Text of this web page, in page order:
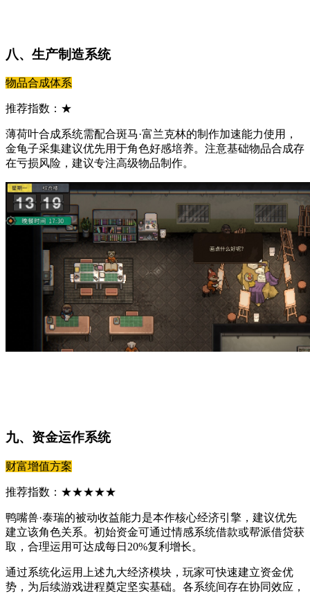
八、生产制造系统
物品合成体系
推荐指数：★
薄荷叶合成系统需配合斑马·富兰克林的制作加速能力使用，
金龟子采集建议优先用于角色好感培养。注意基础物品合成存
在亏损风险，建议专注高级物品制作。
九、资金运作系统
财富增值方案
推荐指数：★★★★★
鸭嘴兽·泰瑞的被动收益能力是本作核心经济引擎，建议优先
建立该角色关系。初始资金可通过情感系统借款或帮派借贷获
取，合理运用可达成每日20%复利增长。
通过系统化运用上述九大经济模块，玩家可快速建立资金优
势，为后续游戏进程奠定坚实基础。各系统间存在协同效应，